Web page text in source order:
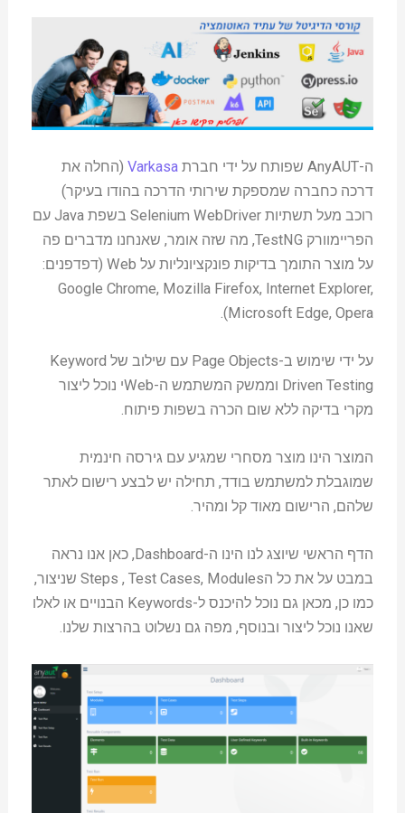
ה-AnyAUT שפותח על ידי חברת Varkasa (החלה את
דרכה כחברה שמספקת שירותי הדרכה בהודו בעיקר)
רוכב מעל תשתיות Selenium WebDriver בשפת Java עם
הפריימוורק TestNG, מה שזה אומר, שאנחנו מדברים פה
על מוצר התומך בדיקות פונקציונליות על Web (דפדפנים:
Google Chrome, Mozilla Firefox, Internet Explorer,
Microsoft Edge, Opera).
על ידי שימוש ב-Page Objects עם שילוב של Keyword
Driven Testing וממשק המשתמש ה-Webי נוכל ליצור
מקרי בדיקה ללא שום הכרה בשפות פיתוח.
המוצר הינו מוצר מסחרי שמגיע עם גירסה חינמית
שמוגבלת למשתמש בודד, תחילה יש לבצע רישום לאתר
שלהם, הרישום מאוד קל ומהיר.
הדף הראשי שיוצג לנו הינו ה-Dashboard, כאן אנו נראה
במבט על את כל הSteps , Test Cases, Modules שניצור,
כמו כן, מכאן גם נוכל להיכנס ל-Keywords הבנויים או לאלו
שאנו נוכל ליצור ובנוסף, מפה גם נשלוט בהרצות שלנו.